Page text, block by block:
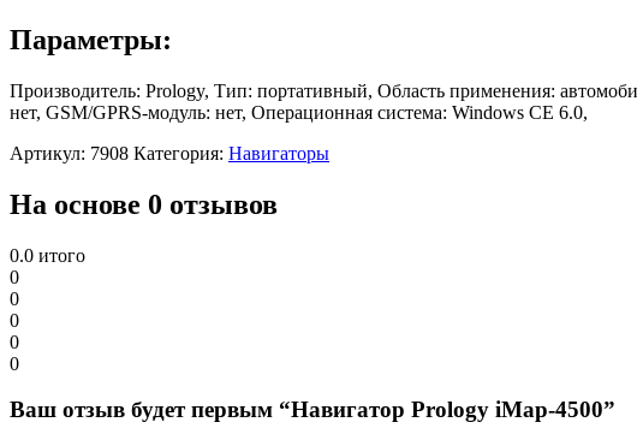
Параметры:
Производитель: Prology, Тип: портативный, Область применения:
нет, GSM/GPRS-модуль: нет, Операционная система: Windows CE 6.0,
Артикул: 7908 Категория: Навигаторы
На основе 0 отзывов
0.0 итого
0
0
0
0
0
Ваш отзыв будет первым “Навигатор Prology iMap-4500”